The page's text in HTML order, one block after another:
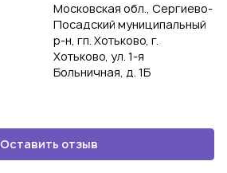
Московская обл., Сергиево-
Посадский муниципальный
р-н, гп. Хотьково, г.
Хотьково, ул. 1-я
Больничная, д. 1Б
Оставить отзыв